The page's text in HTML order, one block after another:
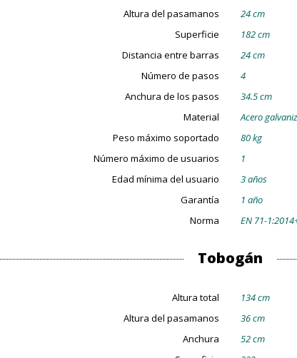
Altura del pasamanos
24 cm
Superficie
182 cm
Distancia entre barras
24 cm
Número de pasos
4
Anchura de los pasos
34.5 cm
Material
Acero
Peso máximo soportado
80 kg
Número máximo de usuarios
1
Edad mínima del usuario
3 años
Garantía
1 año
Norma
EN 71-
Tobogán
Altura total
134 cm
Altura del pasamanos
36 cm
Anchura
52 cm